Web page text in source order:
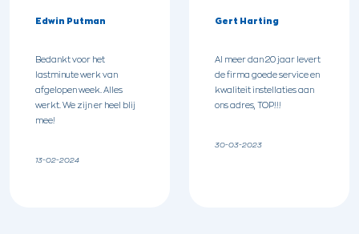
Edwin Putman
Bedankt voor het
lastminute werk van
afgelopen week. Alles
werkt. We zijn er heel blij
mee!
13-02-2024
Gert Harting
Al meer dan 20 jaar levert
de firma goede service en
kwaliteit instellaties aan
ons adres, TOP!!!
30-03-2023